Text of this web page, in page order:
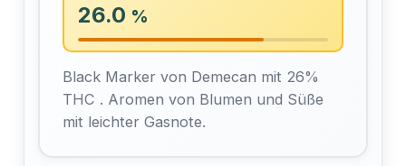
26.0 %
Black Marker von Demecan mit 26%
THC . Aromen von Blumen und Süße
mit leichter Gasnote.